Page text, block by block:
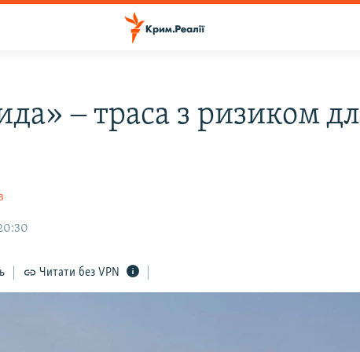
‒ траса з ризиком
Читати без VPN